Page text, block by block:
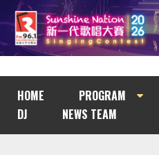
HOME PROGRAM
DJ
NEWS TEAM